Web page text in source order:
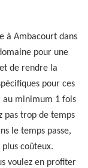
à Ambacourt dans
pour une
de rendre la
pour ces
au minimum 1 fois
pas trop de temps
le temps passe,
coûteux.
voulez en profiter